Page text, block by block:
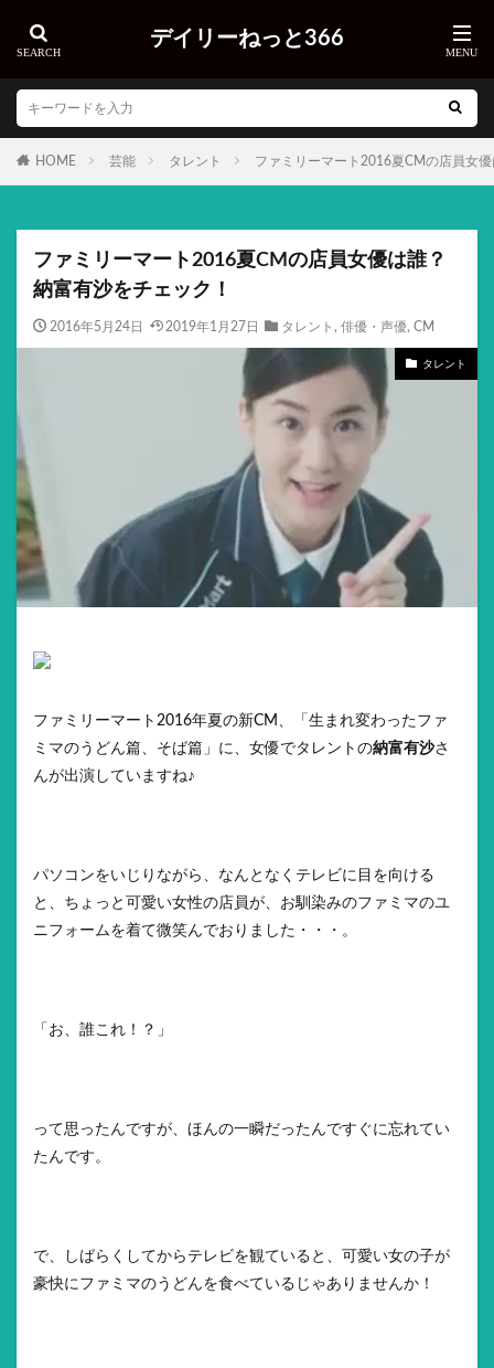
デイリーねっと366
HOME 芸能 タレント ファミリーマート2016夏CMの店員女
ファミリーマート2016夏CMの店員女優は誰？
納富有沙をチェック！
2016年5月24日 2019年1月27日 タレント , 俳優・声優, CM
タレント
ファミリーマート2016年夏の新CM、「生まれ変わったファ
ミマのうどん篇、そば篇」に、女優でタレントの納富有沙さ
んが出演していますね♪
パソコンをいじりながら、なんとなくテレビに目を向ける
と、ちょっと可愛い女性の店員が、お馴染みのファミマのユ
ニフォームを着て微笑んでおりました・・・。
「お、誰これ！？」
って思ったんですが、ほんの一瞬だったんですぐに忘れてい
たんです。
で、しばらくしてからテレビを観ていると、可愛い女の子が
豪快にファミマのうどんを食べているじゃありませんか！